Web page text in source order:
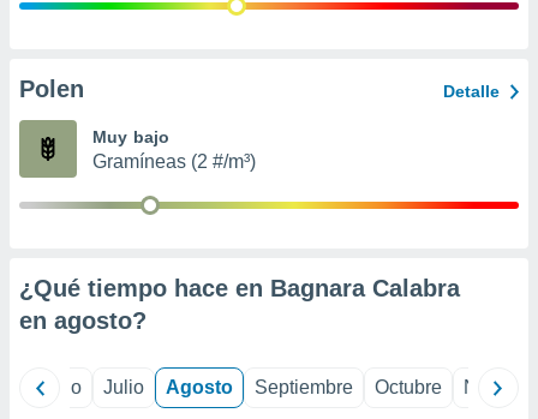
publicidad
de
Polen Detalle
Muy bajo
Gramíneas (2 #/m³)
¿Qué tiempo hace en Bagnara Calabra
en agosto?
Junio Julio Agosto Septiembre Octubre